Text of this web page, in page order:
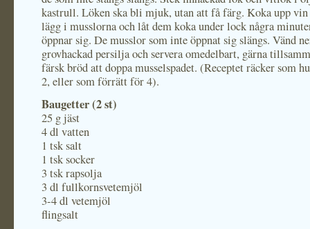
kastrull. Löken ska bli mjuk, utan att få färg. Koka upp vin
lägg i musslorna och låt dem koka under lock några
öppnar sig. De musslor som inte öppnat sig slängs. Vänd
grovhackad persilja och servera omedelbart, gärna
färsk bröd att doppa musselspadet. (Receptet räcker som
2, eller som förrätt för 4).
Baugetter (2 st)
25 g jäst
4 dl vatten
1 tsk salt
1 tsk socker
3 tsk rapsolja
3 dl fullkornsvetemjöl
3-4 dl vetemjöl
flingsalt